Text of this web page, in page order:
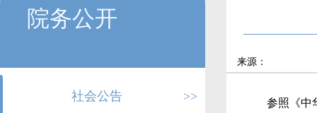
院务公开
社会公告 >>
来源：
参照《中